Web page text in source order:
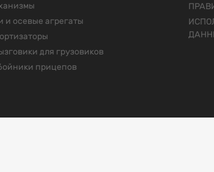
и осевые агрегаты
для грузовиков
прицепов